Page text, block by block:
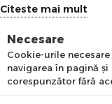
Citeste mai mult
Necesare
Cookie-urile
navigarea în pagină
corespunzător fără